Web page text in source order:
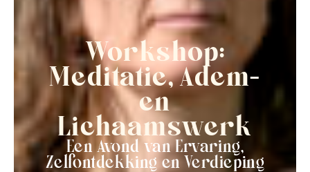
Workshop:
Meditatie, Adem-
en
Lichaamswerk
Een Avond van Ervaring,
Zelfontdekking en Verdieping